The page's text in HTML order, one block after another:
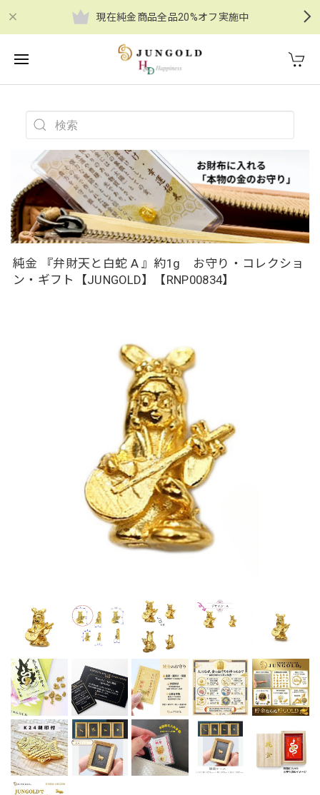
現在純金商品全品20%オフ実施中
純金 『弁財天と白蛇 A 』約1g お守り・コレクショ
ン・ギフト【JUNGOLD】【RNP00834】